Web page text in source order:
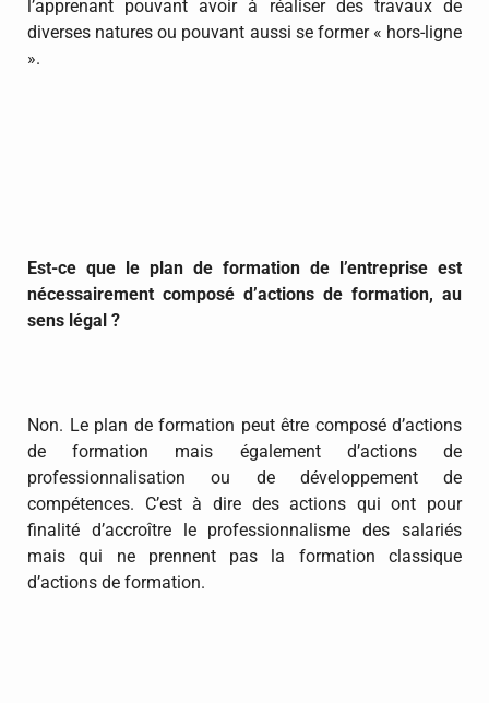
l’apprenant pouvant avoir à réaliser des travaux de
diverses natures ou pouvant aussi se former « hors-ligne
».
Est-ce que le plan de formation de l’entreprise est
nécessairement composé d’actions de formation, au
sens légal ?
Non. Le plan de formation peut être composé d’actions
de formation mais également d’actions de
professionnalisation ou de développement de
compétences. C’est à dire des actions qui ont pour
finalité d’accroître le professionnalisme des salariés
mais qui ne prennent pas la formation classique
d’actions de formation.